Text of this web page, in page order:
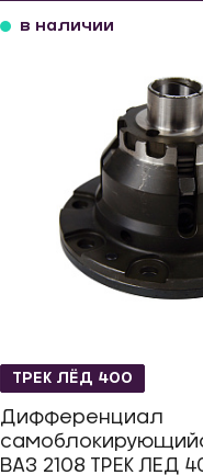
в наличии
ТРЕК ЛЁД 400
Дифференциал
ВАЗ 2108 ТРЕК ЛЕД